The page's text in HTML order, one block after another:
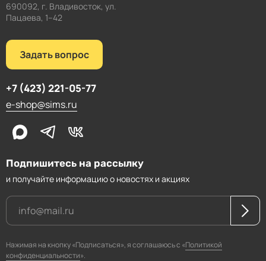
690092, г. Владивосток, ул.
Пацаева, 1–42
Подпишитесь на рассылку
и получайте информацию о новостях и акциях
Нажимая на кнопку «Подписаться», я соглашаюсь с «Политикой
конфиденциальности».
Задать вопрос
+7 (423) 221-05-77
e-shop@sims.ru